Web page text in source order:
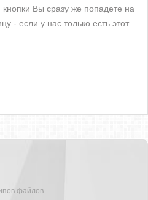
Вы сразу же попадете на
- если у нас только есть этот
файлов